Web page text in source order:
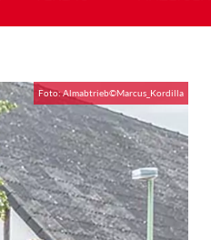
Foto: Almabtrieb©Marcus_Kordilla